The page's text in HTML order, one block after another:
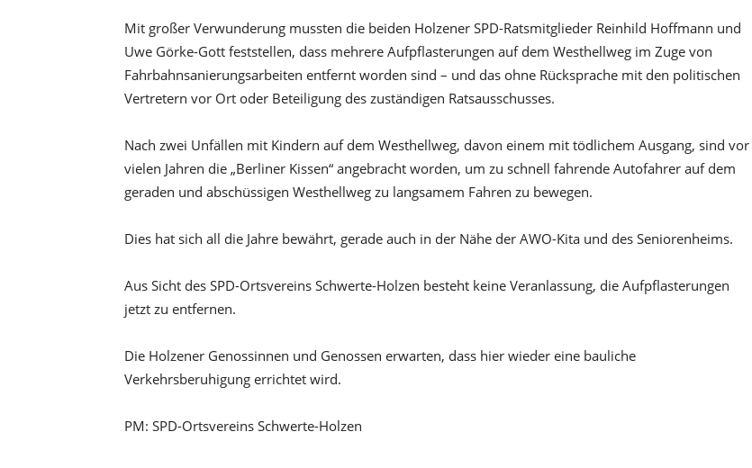
Mit großer Verwunderung mussten die beiden Holzener SPD-Ratsmitglieder Reinhild Hoffmann und
Uwe Görke-Gott feststellen, dass mehrere Aufpflasterungen auf dem Westhellweg im Zuge von
Fahrbahnsanierungsarbeiten entfernt worden sind – und das ohne Rücksprache mit den politischen
Vertretern vor Ort oder Beteiligung des zuständigen Ratsausschusses.
Nach zwei Unfällen mit Kindern auf dem Westhellweg, davon einem mit tödlichem Ausgang, sind vor
vielen Jahren die „Berliner Kissen“ angebracht worden, um zu schnell fahrende Autofahrer auf dem
geraden und abschüssigen Westhellweg zu langsamem Fahren zu bewegen.
Dies hat sich all die Jahre bewährt, gerade auch in der Nähe der AWO-Kita und des Seniorenheims.
Aus Sicht des SPD-Ortsvereins Schwerte-Holzen besteht keine Veranlassung, die Aufpflasterungen
jetzt zu entfernen.
Die Holzener Genossinnen und Genossen erwarten, dass hier wieder eine bauliche
Verkehrsberuhigung errichtet wird.
PM: SPD-Ortsvereins Schwerte-Holzen